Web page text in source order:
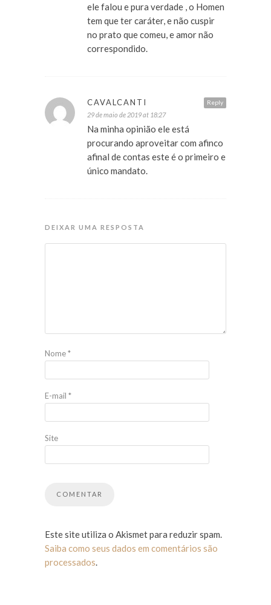
ele falou e pura verdade , o Homen
tem que ter caráter, e não cuspir
no prato que comeu, e amor não
correspondido.
Reply
CAVALCANTI
29 de maio de 2019 at 18:27
Na minha opinião ele está
procurando aproveitar com afinco
afinal de contas este é o primeiro e
único mandato.
DEIXAR UMA RESPOSTA
Nome*
E-mail *
Site
Este site utiliza o Akismet para reduzir spam.
Saiba como seus dados em comentários são
processados.